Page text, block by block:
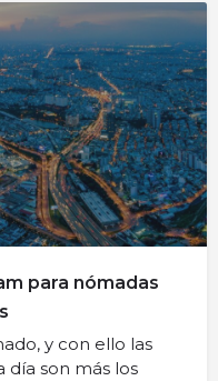
para nómadas
y con ello las
día son más los